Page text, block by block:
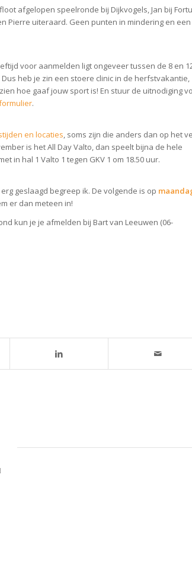
afgelopen speelronde bij Dijkvogels, Jan bij
Pierre uiteraard. Geen punten in mindering en een
voor aanmelden ligt ongeveer tussen de 8 en
heb je zin een stoere clinic in de herfstvakantie,
hoe gaaf jouw sport is! En stuur de uitnodiging
.
en locaties, soms zijn die anders dan op het
is het All Day Valto, dan speelt bijna de hele
in hal 1 Valto 1 tegen GKV 1 om 18.50 uur.
geslaagd begreep ik. De volgende is op
er dan meteen in!
kun je je afmelden bij Bart van Leeuwen (06-